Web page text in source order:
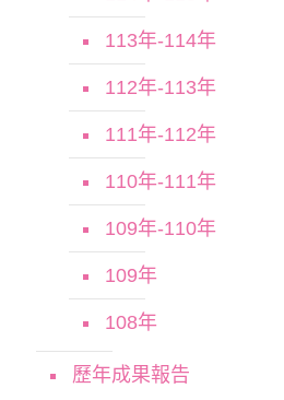
113年-114年
112年-113年
111年-112年
110年-111年
109年-110年
109年
108年
歷年成果報告